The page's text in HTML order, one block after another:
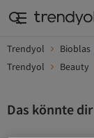
Trendyol Bioblas
Trendyol
Beauty
Das könnte